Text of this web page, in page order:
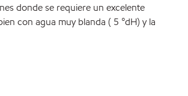
donde se requiere un excelente
con agua muy blanda ( 5 °dH) y la